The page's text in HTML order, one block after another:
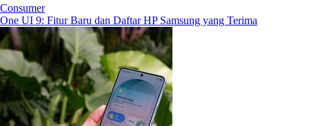
Consumer
One UI 9: Fitur Baru dan Daftar HP Samsung yang Terima